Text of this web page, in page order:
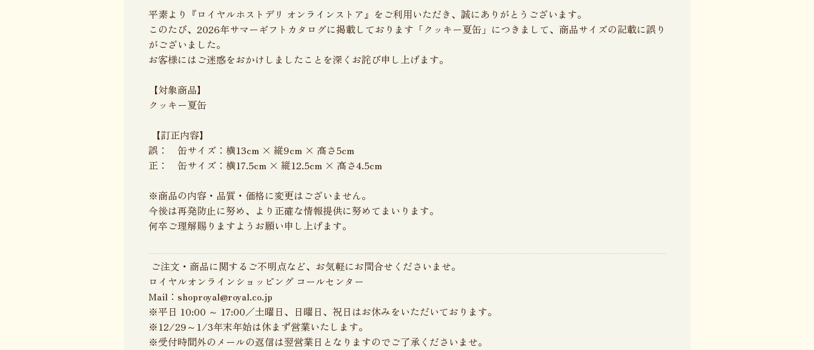
平素より『ロイヤルホストデリ オンラインストア』をご利用いただき、誠にありがとうございます。
このたび、2026年サマーギフトカタログに掲載しております「クッキー夏缶」につきまして、商品サイズの記載に誤り
がございました。
お客様にはご迷惑をおかけしましたことを深くお詫び申し上げます。
【対象商品】
クッキー夏缶
【訂正内容】
誤： 缶サイズ：横13cm × 縦9cm × 高さ5cm
正： 缶サイズ：横17.5cm × 縦12.5cm × 高さ4.5cm
※商品の内容・品質・価格に変更はございません。
今後は再発防止に努め、より正確な情報提供に努めてまいります。
何卒ご理解賜りますようお願い申し上げます。
ご注文・商品に関するご不明点など、お気軽にお問合せくださいませ。
ロイヤルオンラインショッピング コールセンター
Mail：shoproyal@royal.co.jp
※平日 10:00 ～ 17:00／土曜日、日曜日、祝日はお休みをいただいております。
※12/29～1/3年末年始は休まず営業いたします。
※受付時間外のメールの返信は翌営業日となりますのでご了承くださいませ。